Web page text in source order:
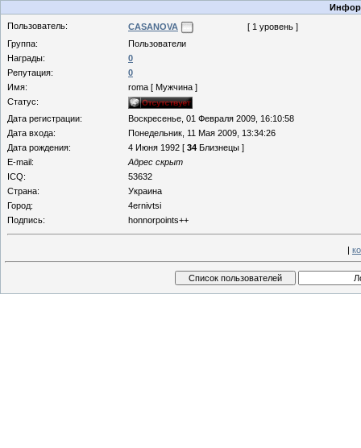
Пользователь:
CASANOVA
[ 1 уровень ]
Группа:
Пользователи
Награды:
0
Репутация:
0
Имя:
roma [ Мужчина ]
Статус:
Дата регистрации:
Воскресенье, 01 Февраля 2009, 16:10:58
Дата входа:
Понедельник, 11 Мая 2009, 13:34:26
Дата рождения:
4 Июня 1992 [ 34 Близнецы ]
E-mail:
Адрес скрыт
ICQ:
53632
Страна:
Украина
Город:
4ernivtsi
Подпись:
honnorpoints++
|